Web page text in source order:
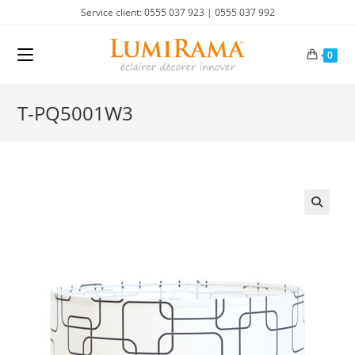
content
Service client: 0555 037 923 | 0555 037 992
0
T-PQ5001W3